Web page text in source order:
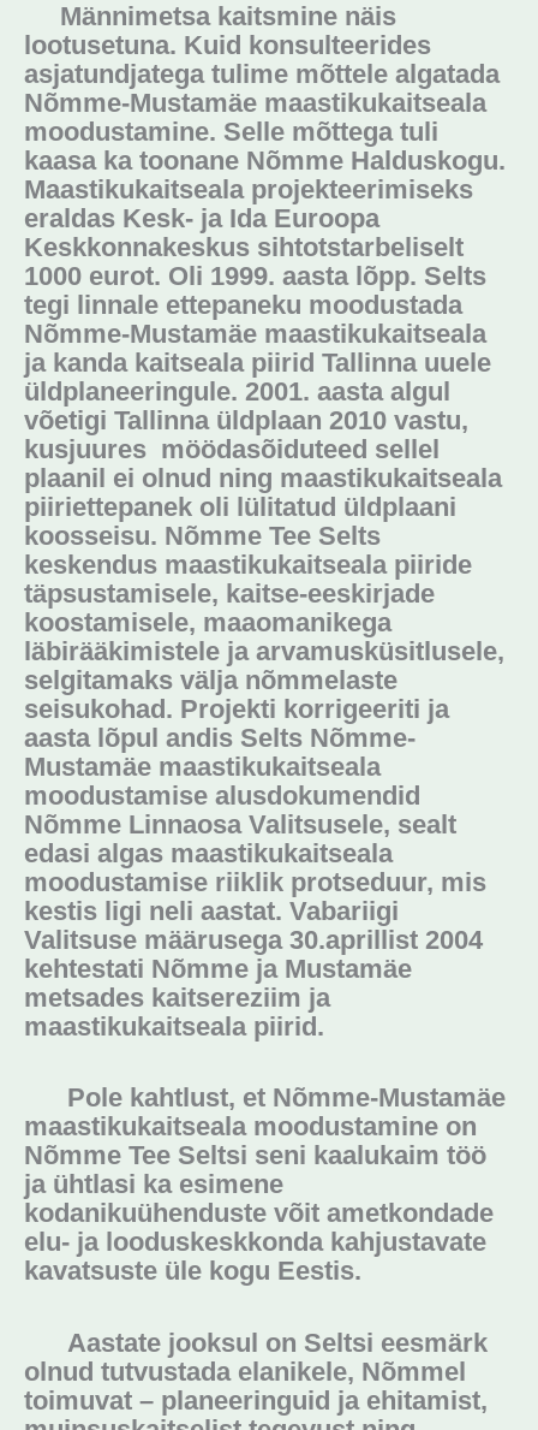
Männimetsa kaitsmine näis
lootusetuna. Kuid konsulteerides
asjatundjatega tulime mõttele algatada
Nõmme-Mustamäe maastikukaitseala
moodustamine. Selle mõttega tuli
kaasa ka toonane Nõmme Halduskogu.
Maastikukaitseala projekteerimiseks
eraldas Kesk- ja Ida Euroopa
Keskkonnakeskus sihtotstarbeliselt
1000 eurot. Oli 1999. aasta lõpp. Selts
tegi linnale ettepaneku moodustada
Nõmme-Mustamäe maastikukaitseala
ja kanda kaitseala piirid Tallinna uuele
üldplaneeringule. 2001. aasta algul
võetigi Tallinna üldplaan 2010 vastu,
kusjuures möödasõiduteed sellel
plaanil ei olnud ning maastikukaitseala
piiriettepanek oli lülitatud üldplaani
koosseisu. Nõmme Tee Selts
keskendus maastikukaitseala piiride
täpsustamisele, kaitse-eeskirjade
koostamisele, maaomanikega
läbirääkimistele ja arvamusküsitlusele,
selgitamaks välja nõmmelaste
seisukohad. Projekti korrigeeriti ja
aasta lõpul andis Selts Nõmme-
Mustamäe maastikukaitseala
moodustamise alusdokumendid
Nõmme Linnaosa Valitsusele, sealt
edasi algas maastikukaitseala
moodustamise riiklik protseduur, mis
kestis ligi neli aastat. Vabariigi
Valitsuse määrusega 30.aprillist 2004
kehtestati Nõmme ja Mustamäe
metsades kaitsereziim ja
maastikukaitseala piirid.
Pole kahtlust, et Nõmme-Mustamäe
maastikukaitseala moodustamine on
Nõmme Tee Seltsi seni kaalukaim töö
ja ühtlasi ka esimene
kodanikuühenduste võit ametkondade
elu- ja looduskeskkonda kahjustavate
kavatsuste üle kogu Eestis.
Aastate jooksul on Seltsi eesmärk
olnud tutvustada elanikele, Nõmmel
toimuvat – planeeringuid ja ehitamist,